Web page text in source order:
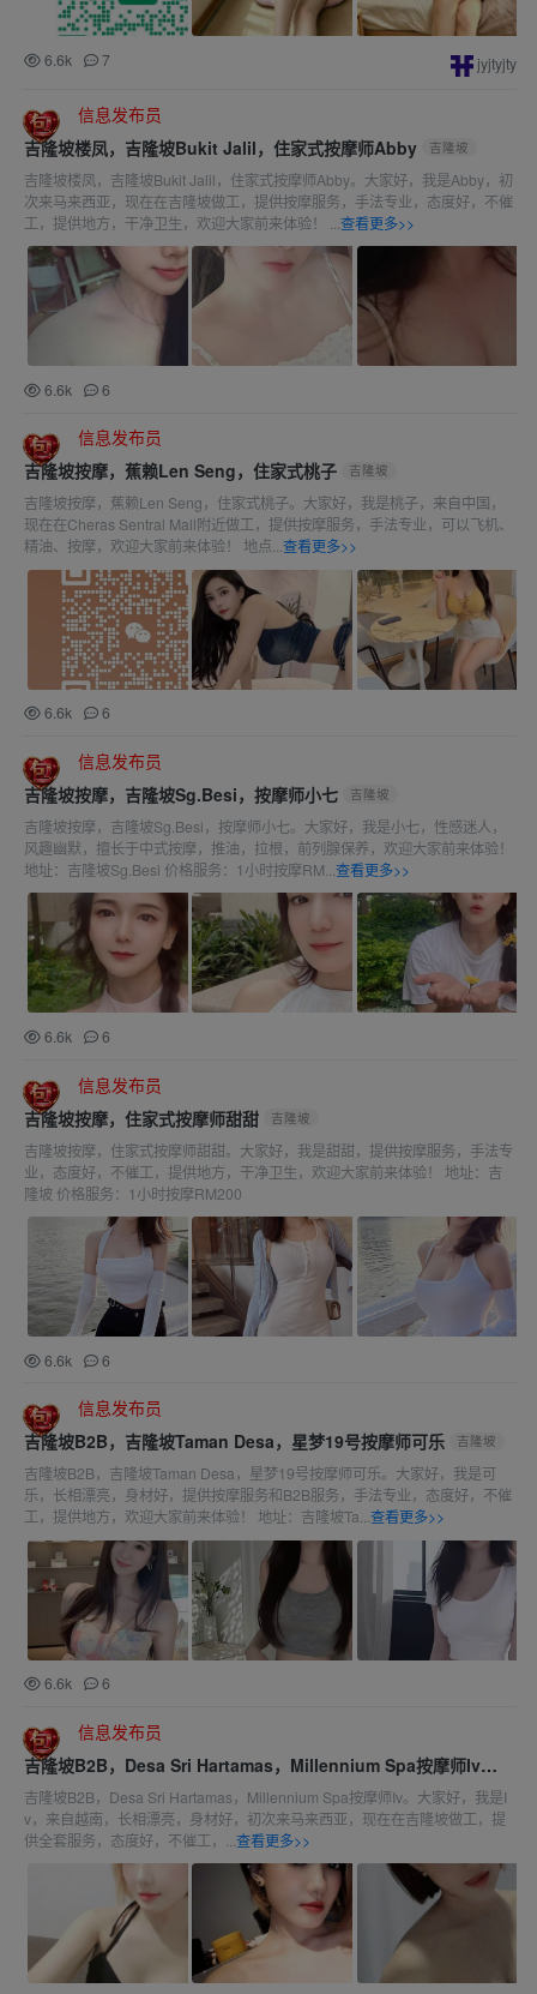
6.6k 7 jyjtyjty
信息发布员
吉隆坡楼凤，吉隆坡Bukit Jalil，住家式按摩师Abby
吉隆坡
吉隆坡楼凤，吉隆坡Bukit Jalil，住家式按摩师Abby。大家好，我是Abby，初
次来马来西亚，现在在吉隆坡做工，提供按摩服务，手法专业，态度好，不催
工，提供地方，干净卫生，欢迎大家前来体验！ ...查看更多>>
6.6k 6
信息发布员
吉隆坡按摩，蕉赖Len Seng，住家式桃子
吉隆坡
吉隆坡按摩，蕉赖Len Seng，住家式桃子。大家好，我是桃子，来自中国，
现在在Cheras Sentral Mall附近做工，提供按摩服务，手法专业，可以飞机、
精油、按摩，欢迎大家前来体验！ 地点...查看更多>>
6.6k 6
信息发布员
吉隆坡按摩，吉隆坡Sg.Besi，按摩师小七
吉隆坡
吉隆坡按摩，吉隆坡Sg.Besi，按摩师小七。大家好，我是小七，性感迷人，
风趣幽默，擅长于中式按摩，推油，拉根，前列腺保养，欢迎大家前来体验！
地址：吉隆坡Sg.Besi 价格服务：1小时按摩RM...查看更多>>
6.6k 6
信息发布员
吉隆坡按摩，住家式按摩师甜甜
吉隆坡
吉隆坡按摩，住家式按摩师甜甜。大家好，我是甜甜，提供按摩服务，手法专
业，态度好，不催工，提供地方，干净卫生，欢迎大家前来体验！ 地址：吉
隆坡 价格服务：1小时按摩RM200
6.6k 6
信息发布员
吉隆坡B2B，吉隆坡Taman Desa，星梦19号按摩师可乐
吉隆坡
吉隆坡B2B，吉隆坡Taman Desa，星梦19号按摩师可乐。大家好，我是可
乐，长相漂亮，身材好，提供按摩服务和B2B服务，手法专业，态度好，不催
工，提供地方，欢迎大家前来体验！ 地址：吉隆坡Ta...查看更多>>
6.6k 6
信息发布员
吉隆坡B2B，Desa Sri Hartamas，Millennium Spa按摩师Iv
吉隆坡
吉隆坡B2B，Desa Sri Hartamas，Millennium Spa按摩师Iv。大家好，我是I
v，来自越南，长相漂亮，身材好，初次来马来西亚，现在在吉隆坡做工，提
供全套服务，态度好，不催工，...查看更多>>